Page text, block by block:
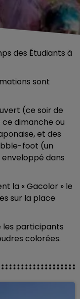
des Étudiants à
sont
(ce soir de
dimanche ou
et des
foot (un
dans
la « Gacolor » le
sur la place
les participants
colorées.